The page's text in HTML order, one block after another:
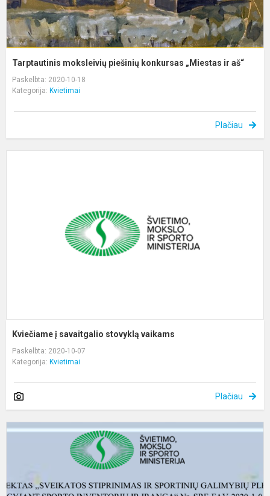
Tarptautinis moksleivių piešinių konkursas „Miestas ir aš“
Paskelbta: 2020-10-18
Kategorija: Kvietimai
Plačiau
Kviečiame į savaitgalio stovyklą vaikams
Paskelbta: 2020-10-07
Kategorija: Kvietimai
Plačiau